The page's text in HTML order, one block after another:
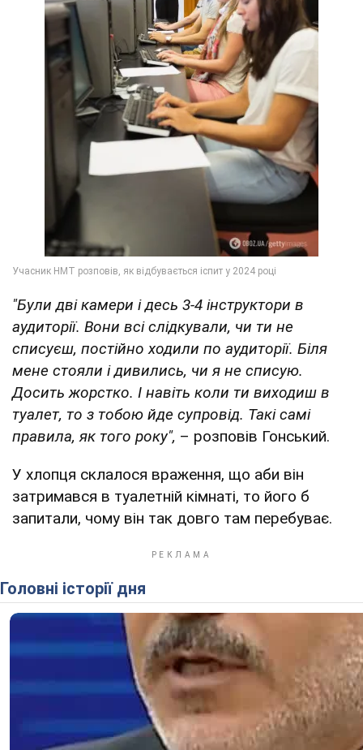
"Були дві камери і десь 3-4 інструктори в
аудиторії. Вони всі слідкували, чи ти не
списуєш, постійно ходили по аудиторії. Біля
мене стояли і дивились, чи я не списую.
Досить жорстко. І навіть коли ти виходиш в
туалет, то з тобою йде супровід. Такі самі
правила, як того року", – розповів Гонський.
У хлопця склалося враження, що аби він
затримався в туалетній кімнаті, то його б
запитали, чому він так довго там перебуває.
Головні історії дня